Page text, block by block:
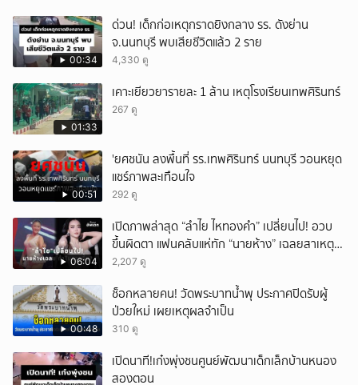
00:34
ด่วน! เด็กก่อเหตุกราดยิงกลาง รร. ดังย่าน
จ.นนทบุรี พบเสียชีวิตแล้ว 2 ราย
4,330 ดู
01:33
เคาะเยียวยารายละ 1 ล้าน เหตุโรงเรียนเทพศิรินทร์
267 ดู
00:51
'ยศชนัน ลงพื้นที่ รร.เทพศิรินทร์ นนทบุรี วอนหยุด
แชร์ภาพสะเทือนใจ
292 ดู
06:04
เปิดภาพล่าสุด “ลำไย ไหทองคำ” เปลี่ยนไป! อวบ
ขึ้นผิดตา แฟนคลับแห่ทัก “นายห้าง” เฉลยสาเหตุ
ชัด!
2,207 ดู
00:48
ช็อกหลายคน! วัดพระบาทน้ำพุ ประกาศปิดรับผู้
ป่วยใหม่ เผยเหตุผลจำเป็น
310 ดู
เปิดนาที!เก๋งพุ่งชนศูนย์พัฒนาเด็กเล็กบ้านหนอง
สองตอน